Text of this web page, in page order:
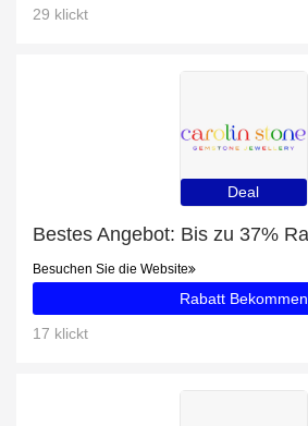
29 klickt
Deal
Besuchen Sie die Website
Rabatt Bekommen
17 klickt